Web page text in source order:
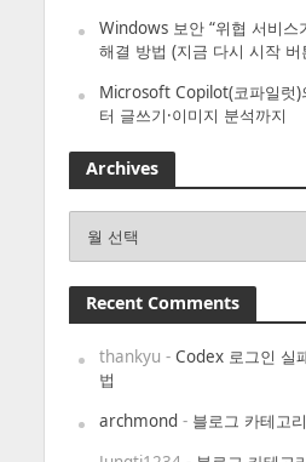
Windows 보안 “위협 서비스
해결 방법 (지금 다시 시작
Microsoft Copilot(코파일럿)
터 글쓰기·이미지 분석까지
Archives
Recent Comments
thankyu - Codex 로그인
법
archmond - 블로그 카테고